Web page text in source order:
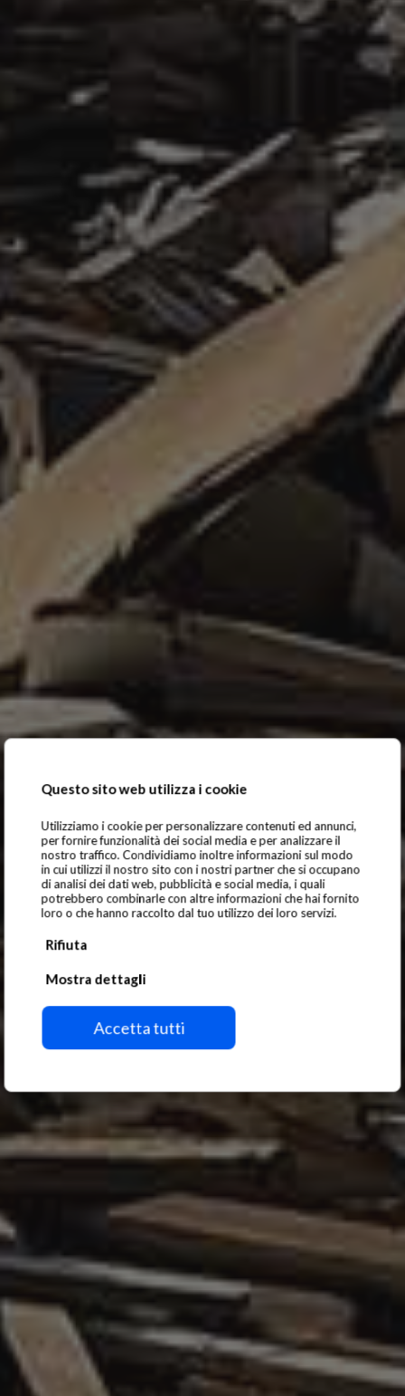
Questo sito web utilizza i cookie
Utilizziamo i cookie per personalizzare contenuti ed annunci,
per fornire funzionalità dei social media e per analizzare il
nostro traffico. Condividiamo inoltre informazioni sul modo
in cui utilizzi il nostro sito con i nostri partner che si occupano
di analisi dei dati web, pubblicità e social media, i quali
potrebbero combinarle con altre informazioni che hai fornito
loro o che hanno raccolto dal tuo utilizzo dei loro servizi.
Rifiuta
Mostra dettagli
Accetta tuttiAhşap